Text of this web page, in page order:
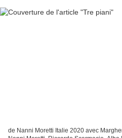
de Nanni Moretti Italie 2020 avec